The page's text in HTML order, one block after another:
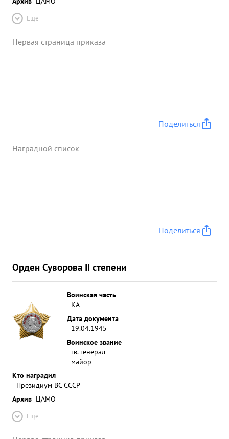
Ещё
Первая страница приказа
Поделиться
Наградной список
Поделиться
Орден Суворова II степени
Воинская часть
КА
Дата документа
19.04.1945
Воинское звание
гв. генерал-
майор
Кто наградил
Президиум ВС СССР
Архив ЦАМО
Ещё